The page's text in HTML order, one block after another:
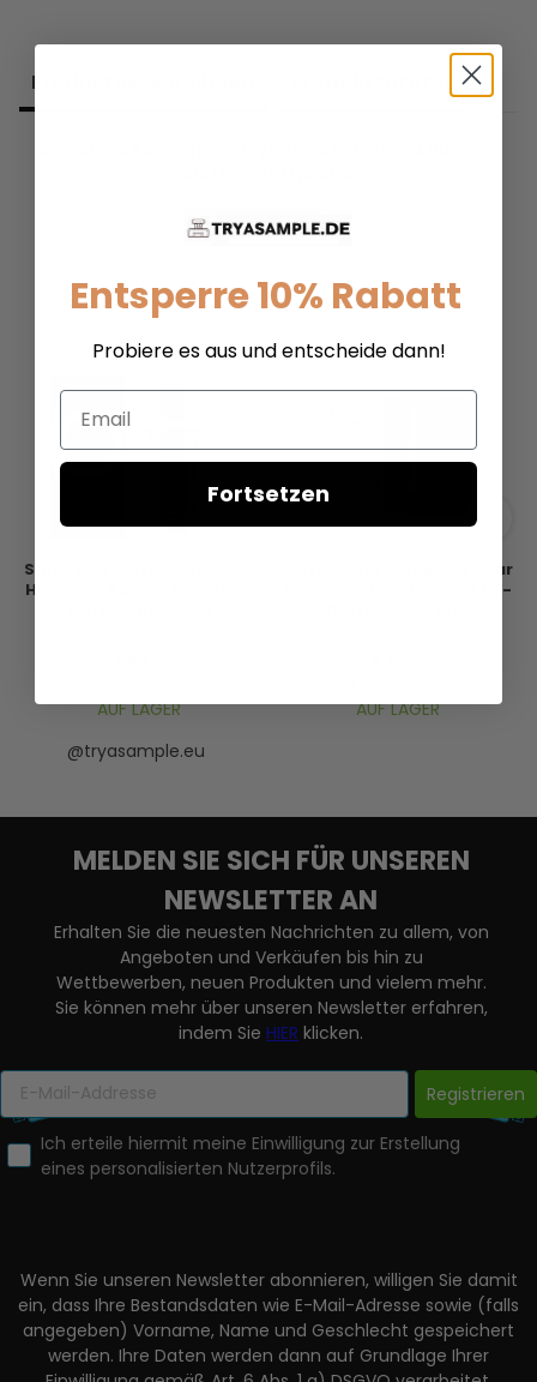
Produkt­beschreibung
Salvatore Ferragamo Pour
Homme - Eau de Toilette -
AUF LAGER
Ferragamo Salvatore Pour
Homme - Eau de Toilette -
AUF LAGER
@tryasample.eu
MELDEN SIE SICH FÜR UNSEREN
NEWSLETTER AN
Erhalten Sie die neuesten Nachrichten zu allem, von
Angeboten und Verkäufen bis hin zu
Wettbewerben, neuen Produkten und vielem mehr.
Sie können mehr über unseren Newsletter erfahren,
indem SieHIER klicken.
Registrieren
Ich erteile hiermit meine Einwilligung zur Erstellung
eines personalisierten Nutzerprofils.
Wenn Sie unseren Newsletter abonnieren, willigen Sie damit
ein, dass Ihre Bestandsdaten wie E-Mail-Adresse sowie (falls
angegeben) Vorname, Name und Geschlecht gespeichert
werden. Ihre Daten werden dann auf Grundlage Ihrer
Entsperre 10% Rabatt
Probiere es aus und entscheide dann!
Email
Fortsetzen